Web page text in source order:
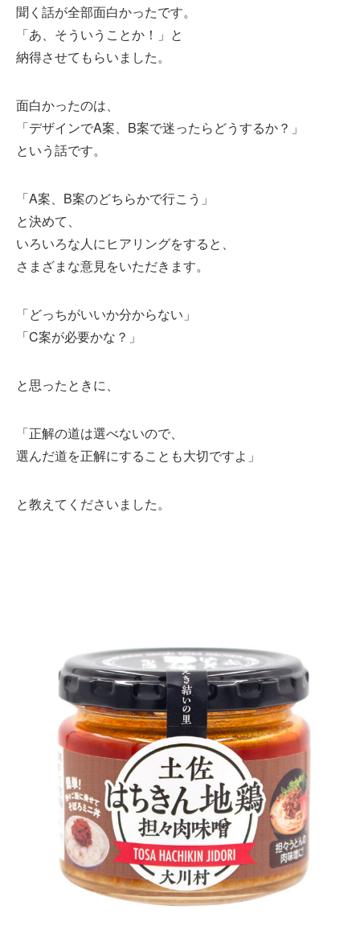
聞く話が全部面白かったです。
「あ、そういうことか！」と
納得させてもらいました。
面白かったのは、
「デザインでA案、B案で迷ったらどうするか？」
という話です。
「A案、B案のどちらかで行こう」
と決めて、
いろいろな人にヒアリングをすると、
さまざまな意見をいただきます。
「どっちがいいか分からない」
「C案が必要かな？」
と思ったときに、
「正解の道は選べないので、
選んだ道を正解にすることも大切ですよ」
と教えてくださいました。